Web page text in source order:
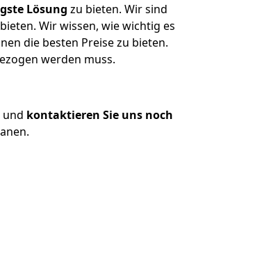
Lösung zu bieten. Wir sind
Wir wissen, wie wichtig es
die besten Preise zu bieten.
werden muss.
und kontaktieren Sie uns noch